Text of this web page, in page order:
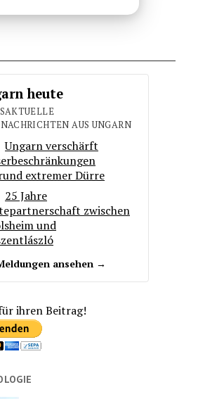
heute
AUS UNGARN
Ungarn verschärft
extremer Dürre
25 Jahre
zwischen
und
ansehen →
ihren Beitrag!